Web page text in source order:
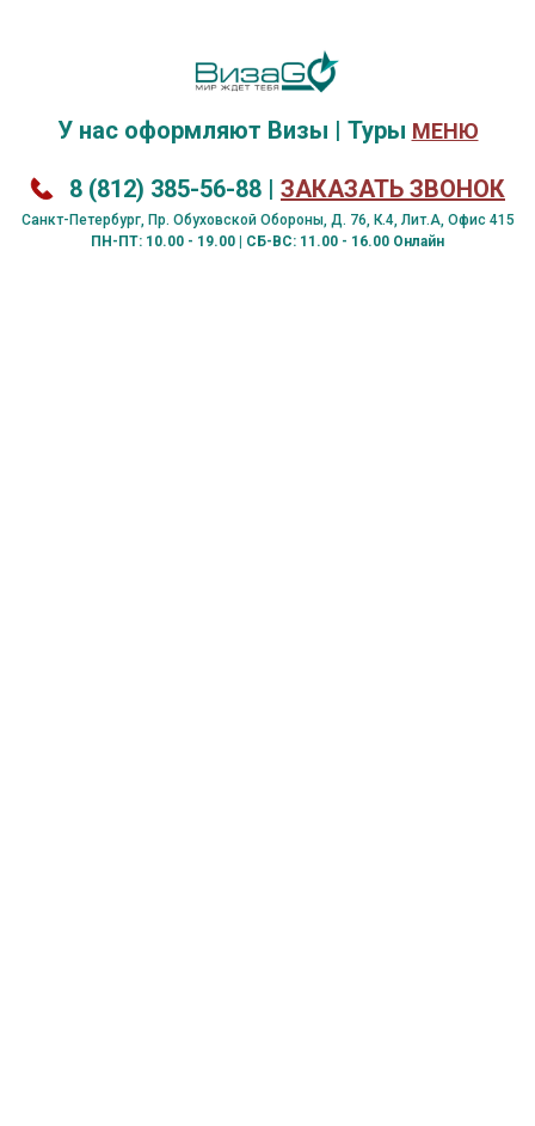
У нас оформляют Визы | Туры МЕНЮ
8 (812) 385-56-88 | ЗАКАЗАТЬ ЗВОНОК
Санкт-Петербург, Пр. Обуховской Обороны, Д. 76, К.4, Лит.А, Офис 415
ПН-ПТ: 10.00 - 19.00 | СБ-ВС: 11.00 - 16.00 Онлайн